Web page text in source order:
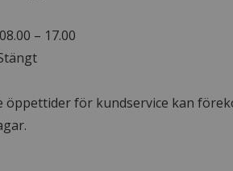
– 17.00
öppettider för kundservice kan